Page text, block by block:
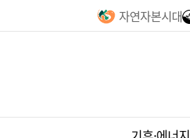
자연자본시대